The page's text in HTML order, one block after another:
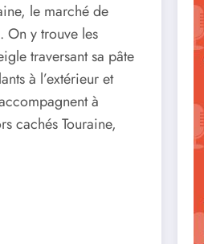
le marché de
On y trouve les
traversant sa pâte
à l’extérieur et
à
cachés Touraine,